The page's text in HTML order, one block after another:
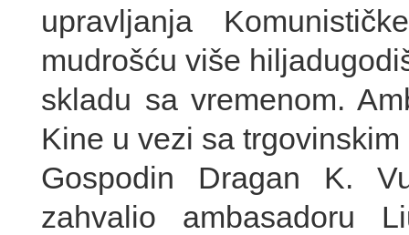
upravljanja
mudrošću više
skladu sa vremenom.
Kine u vezi sa
Gospodin Dragan K.
zahvalio